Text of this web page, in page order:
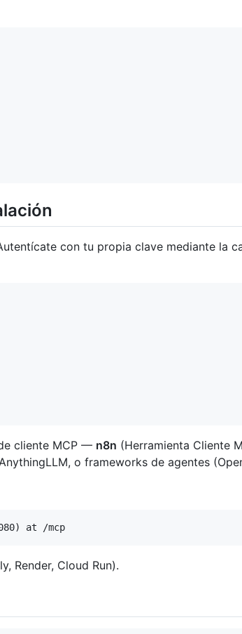
con tu propia clave mediante la
cliente MCP — n8n (Herramienta Cliente
o frameworks de agentes
Render, Cloud Run).